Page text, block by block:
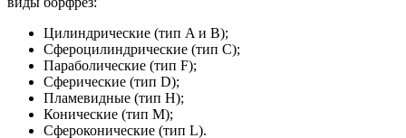
Цилиндрические (тип A и B);
Сфероцилиндрические (тип C);
Параболические (тип F);
Сферические (тип D);
Пламевидные (тип H);
Конические (тип M);
Сфероконические (тип L).